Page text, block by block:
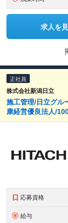
求人を
正社員
株式会社新潟日立
施工管理/日立グル
康経営優良法人/
応募資格
給与